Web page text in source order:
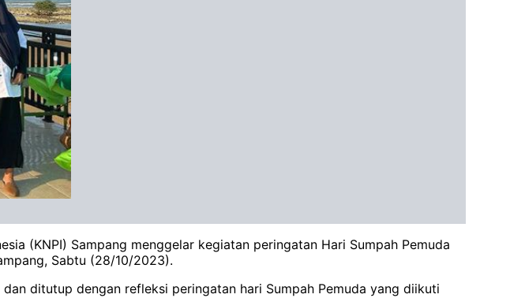
(KNPI) Sampang menggelar kegiatan peringatan Hari Sumpah Pemuda
Sabtu (28/10/2023).
ditutup dengan refleksi peringatan hari Sumpah Pemuda yang diikuti